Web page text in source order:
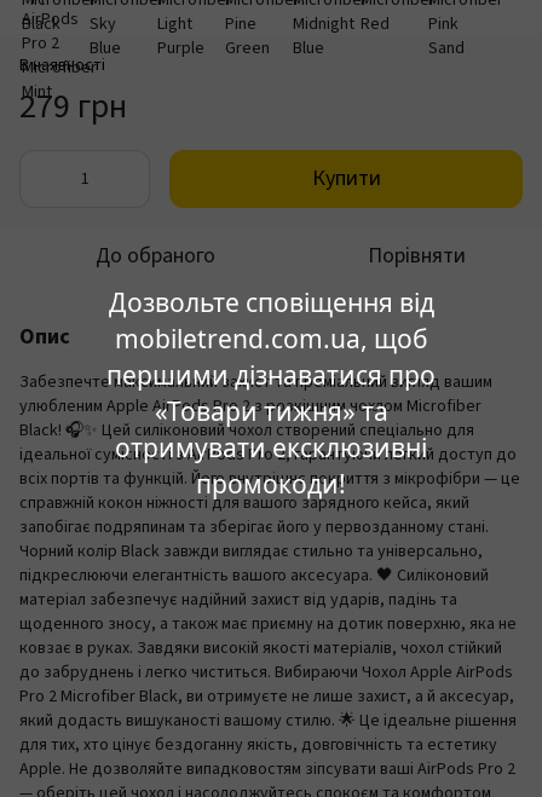
Дозвольте сповіщення від
mobiletrend.com.ua, щоб
першими дізнаватися про
«Товари тижня» та
отримувати ексклюзивні
промокоди!
В наявності
279 грн
Купити
До обраного Порівняти
Опис
Забезпечте максимальний захист та преміальний вигляд вашим
улюбленим Apple AirPods Pro 2 з розкішним чохлом Microfiber
Black! 🎧✨ Цей силіконовий чохол створений спеціально для
ідеальної сумісності з AirPods Pro 2, гарантуючи легкий доступ до
всіх портів та функцій. Його внутрішнє покриття з мікрофібри — це
справжній кокон ніжності для вашого зарядного кейса, який
запобігає подряпинам та зберігає його у первозданному стані.
Чорний колір Black завжди виглядає стильно та універсально,
підкреслюючи елегантність вашого аксесуара. 🖤 Силіконовий
матеріал забезпечує надійний захист від ударів, падінь та
щоденного зносу, а також має приємну на дотик поверхню, яка не
ковзає в руках. Завдяки високій якості матеріалів, чохол стійкий
до забруднень і легко чиститься. Вибираючи Чохол Apple AirPods
Pro 2 Microfiber Black, ви отримуєте не лише захист, а й аксесуар,
який додасть вишуканості вашому стилю. 🌟 Це ідеальне рішення
для тих, хто цінує бездоганну якість, довговічність та естетику
Apple. Не дозволяйте випадковостям зіпсувати ваші AirPods Pro 2